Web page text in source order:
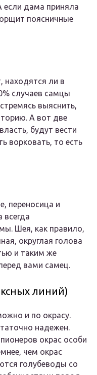
если дама приняла
поясничные
находятся ли в
случаев самцы
выяснить,
А вот две
будут вести
ворковать, то есть
переносица и
всегда
Шея, как правило,
округлая голова
и таким же
вами самец.
линий)
и по окрасу.
надежен.
окрас особи
чем окрас
голубеводы со